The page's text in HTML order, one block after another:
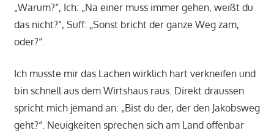
„Warum?“, Ich: „Na einer muss immer gehen, weißt du
das nicht?“, Suff: „Sonst bricht der ganze Weg zam,
oder?“.
Ich musste mir das Lachen wirklich hart verkneifen und
bin schnell aus dem Wirtshaus raus. Direkt draussen
spricht mich jemand an: „Bist du der, der den Jakobsweg
geht?“. Neuigkeiten sprechen sich am Land offenbar